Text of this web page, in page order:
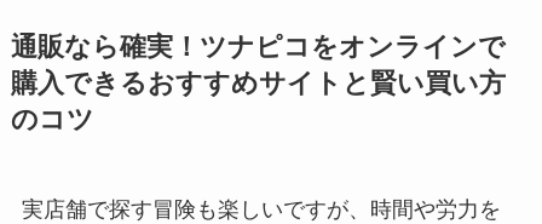
通販なら確実！ツナピコをオンラインで
購入できるおすすめサイトと賢い買い方
のコツ
実店舗で探す冒険も楽しいですが、時間や労力を